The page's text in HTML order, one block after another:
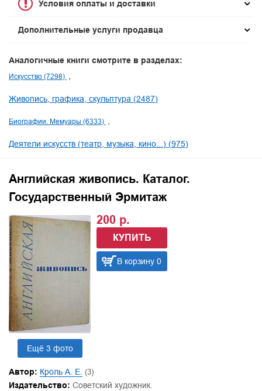
Условия оплаты и доставки
Дополнительные услуги продавца
Аналогичные книги смотрите в разделах:
Искусство (7298)
Живопись, графика, скульптура (2487)
Биографии. Мемуары (6333)
Деятели искусств (театр, музыка, кино...) (975)
Английская живопись. Каталог.
Государственный Эрмитаж
Ещё 3 фото
200 р.
КУПИТЬ
В корзину 0
Автор: Кроль А. Е. (3)
Издательство: Советский художник.